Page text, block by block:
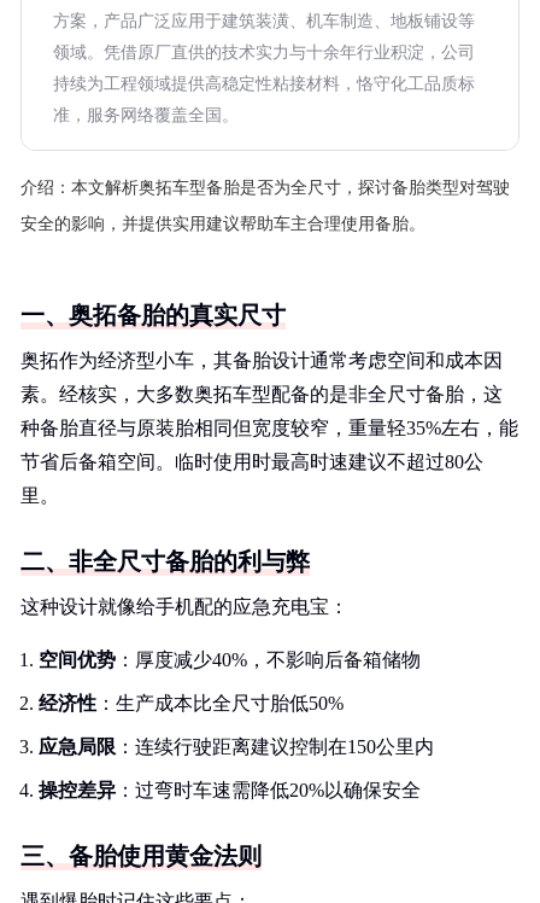
方案，产品广泛应用于建筑装潢、机车制造、地板铺设等
领域。凭借原厂直供的技术实力与十余年行业积淀，公司
持续为工程领域提供高稳定性粘接材料，恪守化工品质标
准，服务网络覆盖全国。
介绍： 本文解析奥拓车型备胎是否为全尺寸，探讨备胎类型对驾驶
安全的影响，并提供实用建议帮助车主合理使用备胎。
一、奥拓备胎的真实尺寸
奥拓作为经济型小车，其备胎设计通常考虑空间和成本因
素。经核实，大多数奥拓车型配备的是非全尺寸备胎，这
种备胎直径与原装胎相同但宽度较窄，重量轻35%左右，能
节省后备箱空间。临时使用时最高时速建议不超过80公
里。
二、非全尺寸备胎的利与弊
这种设计就像给手机配的应急充电宝：
空间优势 ：厚度减少40%，不影响后备箱储物
经济性 ：生产成本比全尺寸胎低50%
应急局限 ：连续行驶距离建议控制在150公里内
操控差异 ：过弯时车速需降低20%以确保安全
三、备胎使用黄金法则